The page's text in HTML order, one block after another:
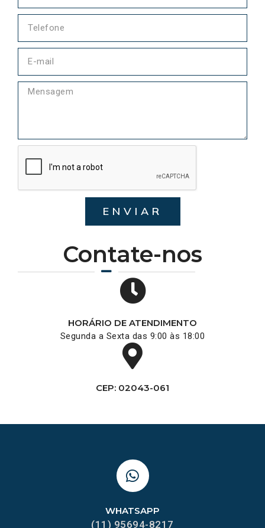
Contate-nos
HORÁRIO DE ATENDIMENTO
Segunda a Sexta das 9:00 às 18:00
CEP: 02043-061
ENVIAR
WHATSAPP
(11) 95694-8217